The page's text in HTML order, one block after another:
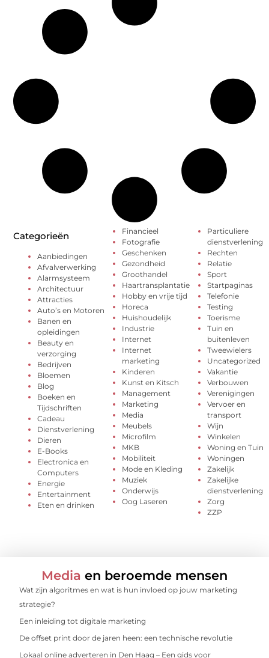
Categorieën
Aanbiedingen
Afvalverwerking
Alarmsysteem
Architectuur
Attracties
Auto’s en Motoren
Banen en
opleidingen
Beauty en
verzorging
Bedrijven
Bloemen
Blog
Boeken en
Tijdschriften
Cadeau
Dienstverlening
Dieren
E-Books
Electronica en
Computers
Energie
Entertainment
Eten en drinken
Financieel
Fotografie
Geschenken
Gezondheid
Groothandel
Haartransplantatie
Hobby en vrije tijd
Horeca
Huishoudelijk
Industrie
Internet
Internet
marketing
Kinderen
Kunst en Kitsch
Management
Marketing
Media
Meubels
Microfilm
MKB
Mobiliteit
Mode en Kleding
Muziek
Onderwijs
Oog Laseren
Particuliere
dienstverlening
Rechten
Relatie
Sport
Startpaginas
Telefonie
Testing
Toerisme
Tuin en
buitenleven
Tweewielers
Uncategorized
Vakantie
Verbouwen
Verenigingen
Vervoer en
transport
Wijn
Winkelen
Woning en Tuin
Woningen
Zakelijk
Zakelijke
dienstverlening
Zorg
ZZP
Media en beroemde mensen
Wat zijn algoritmes en wat is hun invloed op jouw marketing
strategie?
Een inleiding tot digitale marketing
De offset print door de jaren heen: een technische revolutie
Lokaal online adverteren in Den Haag – Een gids voor